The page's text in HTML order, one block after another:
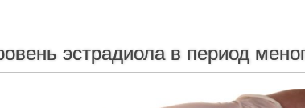
эстрадиола в период